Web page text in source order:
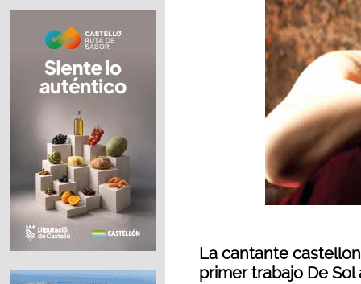
La cantante
primer trabajo De Sol